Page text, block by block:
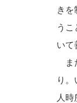
き
う
いて
ま
り
人